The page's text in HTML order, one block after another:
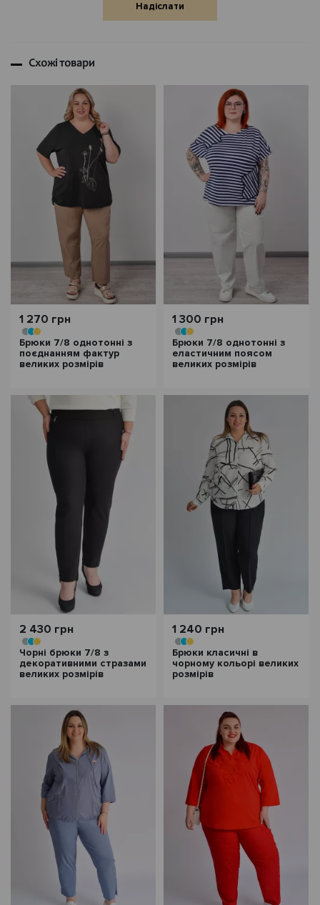
Надіслати
Схожі товари
1 270 грн
Брюки 7/8 однотонні з
поєднанням фактур
великих розмірів
1 300 грн
Брюки 7/8 однотонні з
еластичним поясом
великих розмірів
2 430 грн
Чорні брюки 7/8 з
декоративними стразами
великих розмірів
1 240 грн
Брюки класичні в
чорному кольорі великих
розмірів